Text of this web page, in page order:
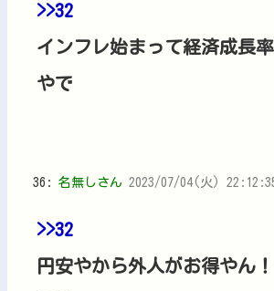
>>32
インフレ始まって経済成長
やで
36: 名無しさん 2023/07/04(火)
>>32
円安やから外人がお得やん